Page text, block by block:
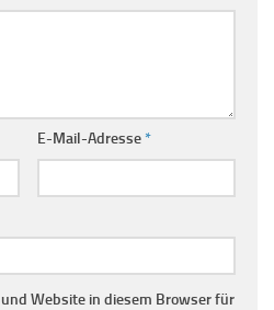
E-Mail-Adresse*
Website in diesem Browser für